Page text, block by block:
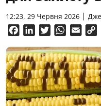
12:23, 29 Червня 2026
FacebookLinkedInTwitterWhatsApp
Email